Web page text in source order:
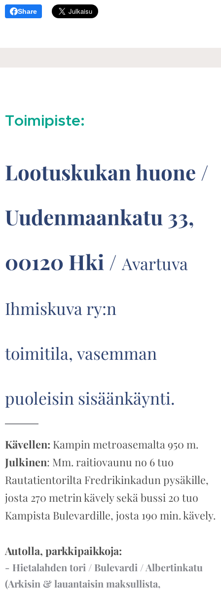
Share
Toimipiste:
Lootuskukan huone /
Uudenmaankatu 33,
00120 Hki/Avartuva
Ihmiskuva ry:n
toimitila, vasemman
puoleisin sisäänkäynti.
Kävellen: Kampin metroasemalta 950 m.
Julkinen: Mm. raitiovaunu no 6 tuo
Rautatientorilta Fredrikinkadun pysäkille,
josta 270 metrin kävely sekä bussi 20 tuo
Kampista Bulevardille, josta 190 min. kävely.
Autolla, parkkipaikkoja:
- Hietalahden tori / Bulevardi / Albertinkatu
(Arkisin & lauantaisin maksullista,